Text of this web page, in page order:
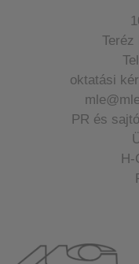
Teréz
oktatási
PR és